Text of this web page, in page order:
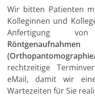
Wir bitten Patienten
Kolleginnen und
Anfertigung
Röntgenaufnahmen
rechtzeitige
eMail, damit wir
Wartezeiten für Sie